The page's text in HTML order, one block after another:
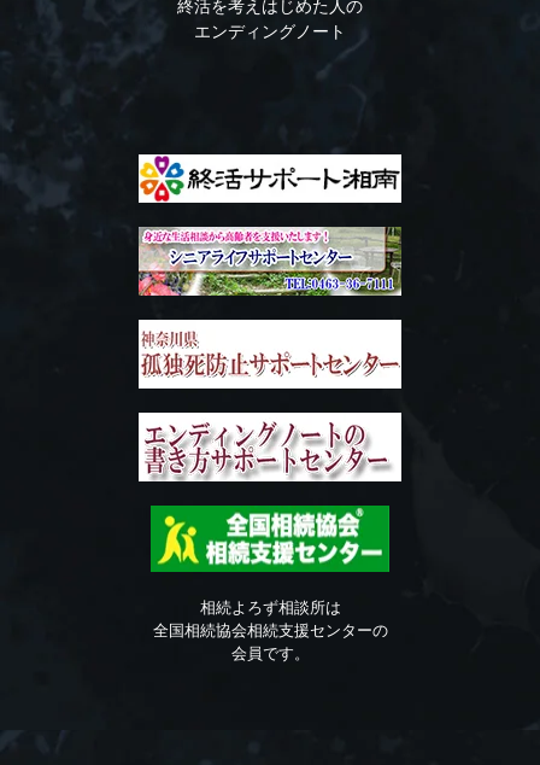
終活を考えはじめた人の
エンディングノート
相続よろず相談所は
全国相続協会相続支援センターの
会員です。